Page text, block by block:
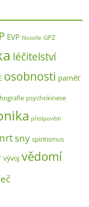
EVP filozofie GPZ
léčitelství
osobnosti paměť
psychokinese
předpovědi
sny spiritismus
vývoj vědomí